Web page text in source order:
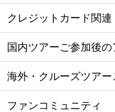
クレジットカード関連
国内ツアーご参加後の
海外・クルーズツア
ファンコミュニティ